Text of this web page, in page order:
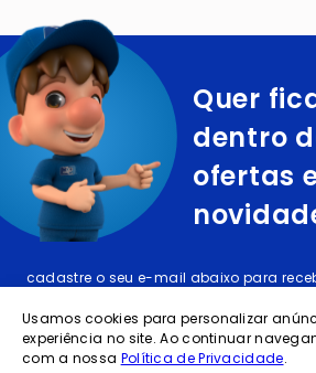
Quer
dentro
ofertas
cadastre o seu e-mail abaixo para
Usamos cookies para personalizar
experiência no site. Ao continuar
com a nossa Política de Privacidade.